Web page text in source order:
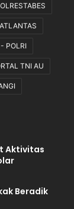
POLRI
TNI AU
Aktivitas
Beradik